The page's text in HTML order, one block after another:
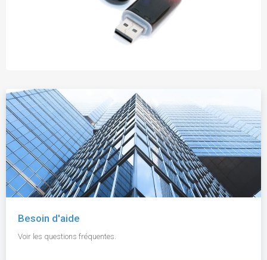
Besoin d'aide
Voir les questions fréquentes.